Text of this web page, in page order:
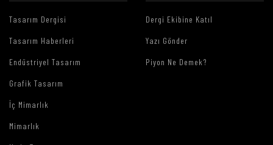
Tasarım Dergisi
Tasarım Haberleri
Endüstriyel Tasarım
Grafik Tasarım
İç Mimarlık
Mimarlık
Dergi Ekibine Katıl
Yazı Gönder
Piyon Ne Demek?